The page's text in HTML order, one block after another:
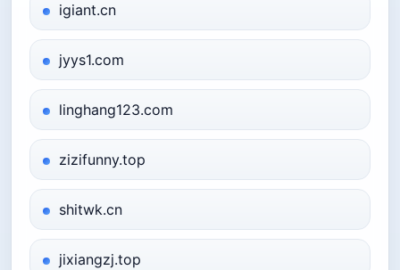
igiant.cn
jyys1.com
linghang123.com
zizifunny.top
shitwk.cn
jixiangzj.top